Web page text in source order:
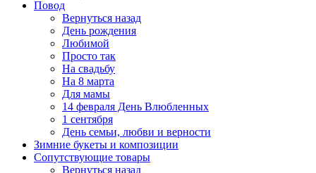
Повод
Вернуться назад
День рождения
Любимой
Просто так
На свадьбу
На 8 марта
Для мамы
14 февраля День Влюбленных
1 сентября
День семьи, любви и верности
Зимние букеты и композиции
Сопутствующие товары
Вернуться назад